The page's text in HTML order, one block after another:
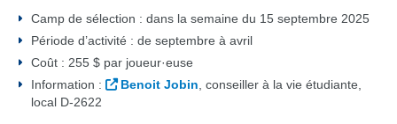
Camp de sélection : dans la semaine du 15 septembre 2025
Période d’activité : de septembre à avril
Coût : 255 $ par joueur·euse
Information :
Benoit Jobin , conseiller à la vie étudiante,
local D-2622